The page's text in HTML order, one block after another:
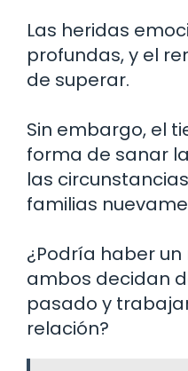
Las heridas
profundas, y el
de superar.
Sin embargo, el
forma de sanar
las
familias
¿Podría haber
ambos decidan
pasado y
relación?